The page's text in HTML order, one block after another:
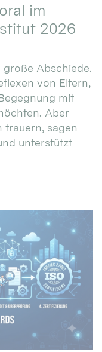
im
2026
Abschiede.
von Eltern,
mit
Aber
trauern, sagen
unterstützt